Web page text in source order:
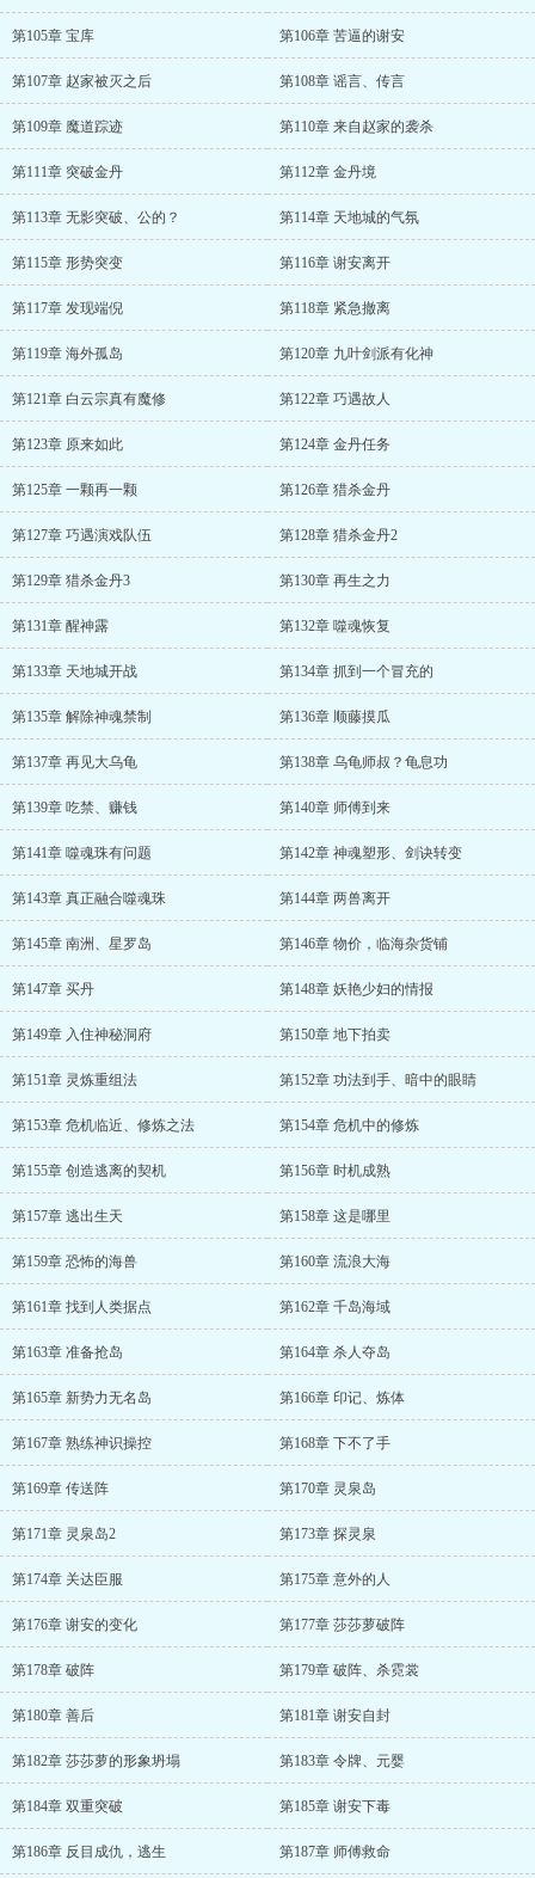
第105章 宝库 第106章 苦逼的谢安
第107章 赵家被灭之后 第108章 谣言、传言
第109章 魔道踪迹 第110章 来自赵家的袭杀
第111章 突破金丹 第112章 金丹境
第113章 无影突破、公的？ 第114章 天地城的气氛
第115章 形势突变 第116章 谢安离开
第117章 发现端倪 第118章 紧急撤离
第119章 海外孤岛 第120章 九叶剑派有化神
第121章 白云宗真有魔修 第122章 巧遇故人
第123章 原来如此 第124章 金丹任务
第125章 一颗再一颗 第126章 猎杀金丹
第127章 巧遇演戏队伍 第128章 猎杀金丹2
第129章 猎杀金丹3 第130章 再生之力
第131章 醒神露 第132章 噬魂恢复
第133章 天地城开战 第134章 抓到一个冒充的
第135章 解除神魂禁制 第136章 顺藤摸瓜
第137章 再见大乌龟 第138章 乌龟师叔？龟息功
第139章 吃禁、赚钱 第140章 师傅到来
第141章 噬魂珠有问题 第142章 神魂塑形、剑诀转变
第143章 真正融合噬魂珠 第144章 两兽离开
第145章 南洲、星罗岛 第146章 物价，临海杂货铺
第147章 买丹 第148章 妖艳少妇的情报
第149章 入住神秘洞府 第150章 地下拍卖
第151章 灵炼重组法 第152章 功法到手、暗中的眼睛
第153章 危机临近、修炼之法 第154章 危机中的修炼
第155章 创造逃离的契机 第156章 时机成熟
第157章 逃出生天 第158章 这是哪里
第159章 恐怖的海兽 第160章 流浪大海
第161章 找到人类据点 第162章 千岛海域
第163章 准备抢岛 第164章 杀人夺岛
第165章 新势力无名岛 第166章 印记、炼体
第167章 熟练神识操控 第168章 下不了手
第169章 传送阵 第170章 灵泉岛
第171章 灵泉岛2 第173章 探灵泉
第174章 关达臣服 第175章 意外的人
第176章 谢安的变化 第177章 莎莎萝破阵
第178章 破阵 第179章 破阵、杀霓裳
第180章 善后 第181章 谢安自封
第182章 莎莎萝的形象坍塌 第183章 令牌、元婴
第184章 双重突破 第185章 谢安下毒
第186章 反目成仇，逃生 第187章 师傅救命